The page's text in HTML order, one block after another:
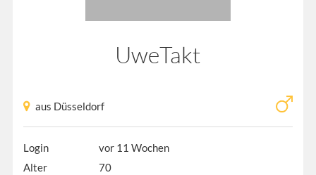
UweTakt
aus Düsseldorf
Login
vor 11 Wochen
Alter
70